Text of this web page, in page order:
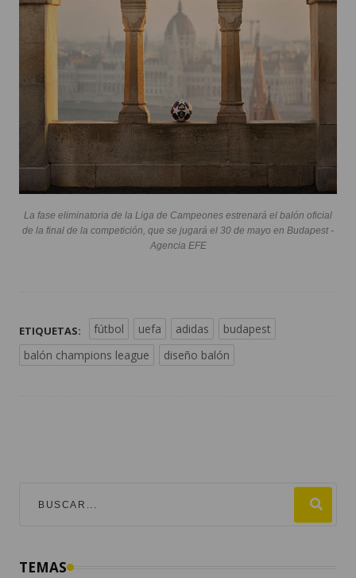
La fase eliminatoria de la Liga de Campeones estrenará el balón oficial
de la final de la competición, que se jugará el 30 de mayo en Budapest -
Agencia EFE
ETIQUETAS: fútbol uefa adidas
budapest
balón champions league
diseño balón
TEMAS